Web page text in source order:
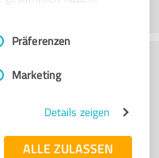
Präferenzen
Marketing
Details zeigen
ALLE ZULASSEN